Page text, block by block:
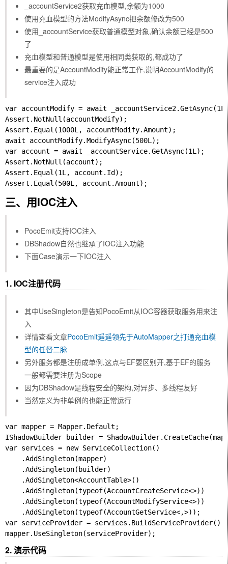
_accountService2获取充血模型,余额为1000
使用充血模型的方法ModifyAsync把余额修改为500
使用_accountService获取普通模型对象,确认余额已经是500
了
充血模型和普通模型是使用相同类获取的,都成功了
最重要的是AccountModify能正常工作,说明AccountModify的
service注入成功
var accountModify = await
Assert.NotNull(accountModify);
Assert.Equal(1000L, accountModify.Amount);
await accountModify.ModifyAsync(500L);
var account = await _accountService.GetAsync(1L);
Assert.NotNull(account);
Assert.Equal(1L, account.Id);
三、用IOC注入
PocoEmit支持IOC注入
DBShadow自然也继承了IOC注入功能
下面Case演示一下IOC注入
1. IOC注册代码
其中UseSingleton是告知PocoEmit从IOC容器获取服务用来注
入
详情查看文章PocoEmit遥遥领先于AutoMapper之打通充血模
型的任督二脉
另外服务都是注册成单例,这点与EF要区别开,基于EF的服务
一般都需要注册为Scope
因为DBShadow是线程安全的架构,对异步、多线程友好
当然定义为非单例的也能正常运行
var mapper = Mapper.Default;
IShadowBuilder builder =
var services = new ServiceCollection()
    .AddSingleton(mapper)
    .AddSingleton(builder)
    .AddSingleton<AccountTable>()
    .AddSingleton(typeof(AccountCreateService<>))
    .AddSingleton(typeof(AccountModifyService<>))
    .AddSingleton(typeof(AccountGetService<,>));
var serviceProvider = services.BuildServiceProvider();
2. 演示代码